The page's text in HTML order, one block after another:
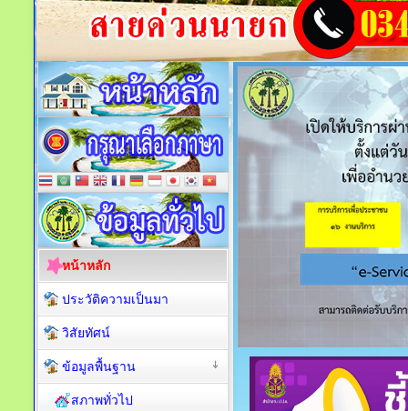
หน้าหลัก
ประวัติความเป็นมา
วิสัยทัศน์
ข้อมูลพื้นฐาน
สภาพทั่วไป